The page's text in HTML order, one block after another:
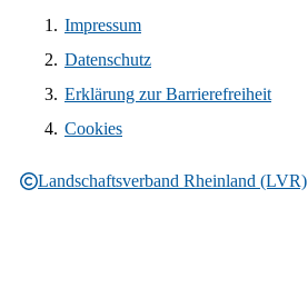
Landschaftsverband Rheinland (LVR)
Impressum
Datenschutz
Erklärung zur Barrierefreiheit
Cookies